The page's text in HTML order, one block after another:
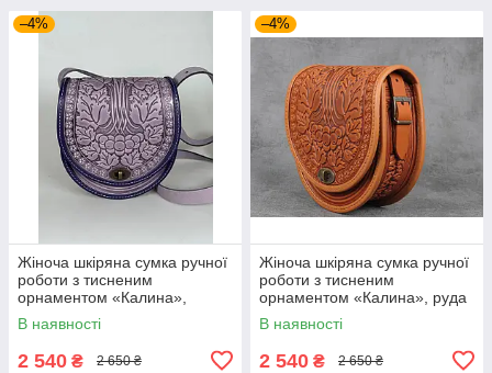
–4%
Жіноча шкіряна сумка ручної
роботи з тисненим
орнаментом «Калина»,
бузкова сумка з натуральної
шкіри, 20*21*8 см
В наявності
2 540 ₴ 2 650 ₴
–4%
Жіноча шкіряна сумка ручної
роботи з тисненим
орнаментом «Калина», руда
сумка з натуральної шкіри,
20*21*8 см
В наявності
2 540 ₴ 2 650 ₴